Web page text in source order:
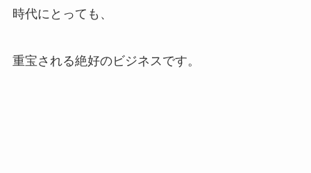
時代にとっても、
重宝される絶好のビジネスです。